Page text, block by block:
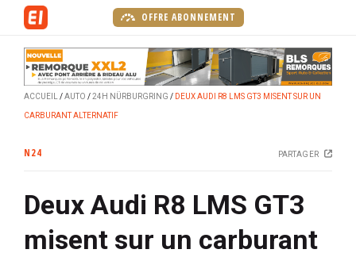
OFFRE ABONNEMENT
ACCUEIL AUTO 24H NÜRBURGRING DEUX AUDI R8 LMS GT3 MISENT SUR UN
CARBURANT ALTERNATIF
N24 PARTAGER
Deux Audi R8 LMS GT3
misent sur un carburant